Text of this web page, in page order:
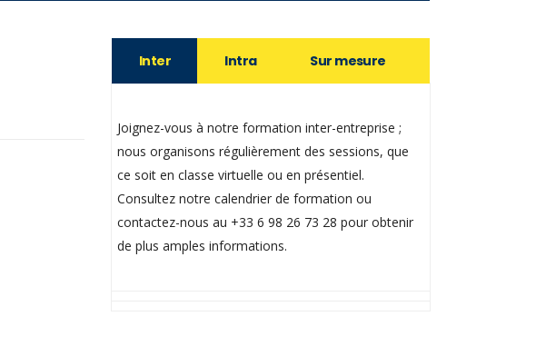
Inter Intra Sur mesure
Joignez-vous à notre formation inter-entreprise ;
nous organisons régulièrement des sessions, que
ce soit en classe virtuelle ou en présentiel.
Consultez notre calendrier de formation ou
contactez-nous au +33 6 98 26 73 28 pour obtenir
de plus amples informations.